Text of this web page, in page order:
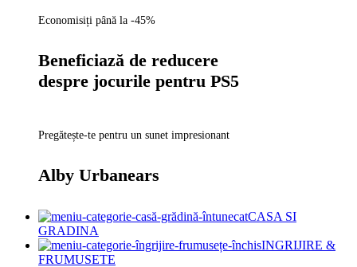
Economisiți până la -45%
Beneficiază de reducere
despre jocurile pentru PS5
Pregătește-te pentru un sunet impresionant
Alby Urbanears
CASA SI
GRADINA
INGRIJIRE &
FRUMUSETE